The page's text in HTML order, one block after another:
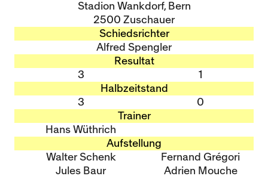
Stadion Wankdorf, Bern
2500 Zuschauer
Schiedsrichter
Alfred Spengler
Resultat
3
1
Halbzeitstand
3
0
Trainer
Hans Wüthrich
Aufstellung
Walter Schenk
Jules Baur
Fernand Grégori
Adrien Mouche